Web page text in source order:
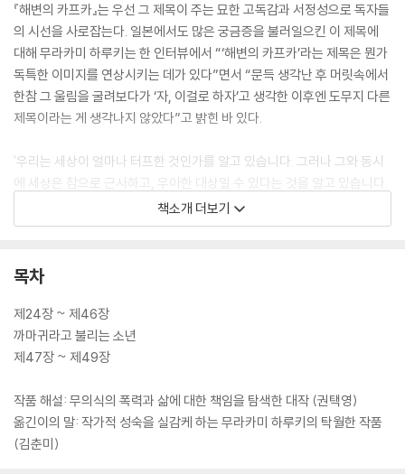
『해변의 카프카』는 우선 그 제목이 주는 묘한 고독감과 서정성으로 독자들
의 시선을 사로잡는다. 일본에서도 많은 궁금증을 불러일으킨 이 제목에
대해 무라카미 하루키는 한 인터뷰에서 “‘해변의 카프카’라는 제목은 뭔가
독특한 이미지를 연상시키는 데가 있다”면서 “문득 생각난 후 머릿속에서
한참 그 울림을 굴려보다가 ‘자, 이걸로 하자’고 생각한 이후엔 도무지 다른
제목이라는 게 생각나지 않았다”고 밝힌 바 있다.
'우리는 세상이 얼마나 터프한 것인가를 알고 있습니다. 그러나 그와 동시
에 세상은 참으로 근사하고, 우아한 대상일 수 있다는 것을 알고 있습니다.
『해변의 카프카』는 열다섯 살 소년의 눈을 통해서, 그와 같은 세상의 있는
그대로의 모습을 그려 보려고 한 것입니다. 되풀이해서 말하지만, 다무라
같은 눈으로 이 작품을 보아줄 수 있다면, 작가로서 그보다 더 소망스러운
상, 하권 도합 826쪽의 원서로 출간된 『해변의 카프카』는 방대한 분량에
도 페이지를 넘길수록 견고하게 쌓이는 이야기와 저마다의 매력으로 시선
시공간의 규칙에서 벗어나 과거와 현재, 꿈과 현실을 교묘하게 연결한 소
설 안에서 다른 세계로 진입하는 통과 의례를 거치며 성장하는 소년의 모
습을 보여준다.
책소개 더보기
목차
제24장 ~ 제46장
까마귀라고 불리는 소년
제47장 ~ 제49장
작품 해설: 무의식의 폭력과 삶에 대한 책임을 탐색한 대작 (권택영)
옮긴이의 말: 작가적 성숙을 실감케 하는 무라카미 하루키의 탁월한 작품
(김춘미)